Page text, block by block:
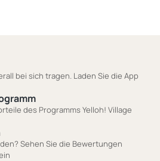
bei sich tragen. Laden Sie die App
des Programms Yelloh! Village
Sehen Sie die Bewertungen